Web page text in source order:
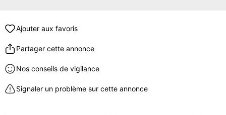
Ajouter aux favoris
Partager cette annonce
Nos conseils de vigilance
Signaler un problème sur cette annonce